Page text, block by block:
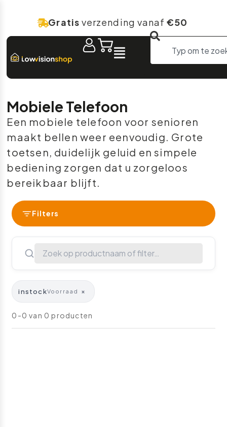
Gratis verzending vanaf €50
Mobiele Telefoon
Een mobiele telefoon voor senioren
maakt bellen weer eenvoudig. Grote
toetsen, duidelijk geluid en simpele
bediening zorgen dat u zorgeloos
bereikbaar blijft.
Filters
instockVoorraad ×
0-0 van 0 producten